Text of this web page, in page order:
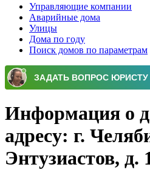
Управляющие компании
Аварийные дома
Улицы
Дома по году
Поиск домов по параметрам
Информация о
адресу: г.
Энтузиастов, д.